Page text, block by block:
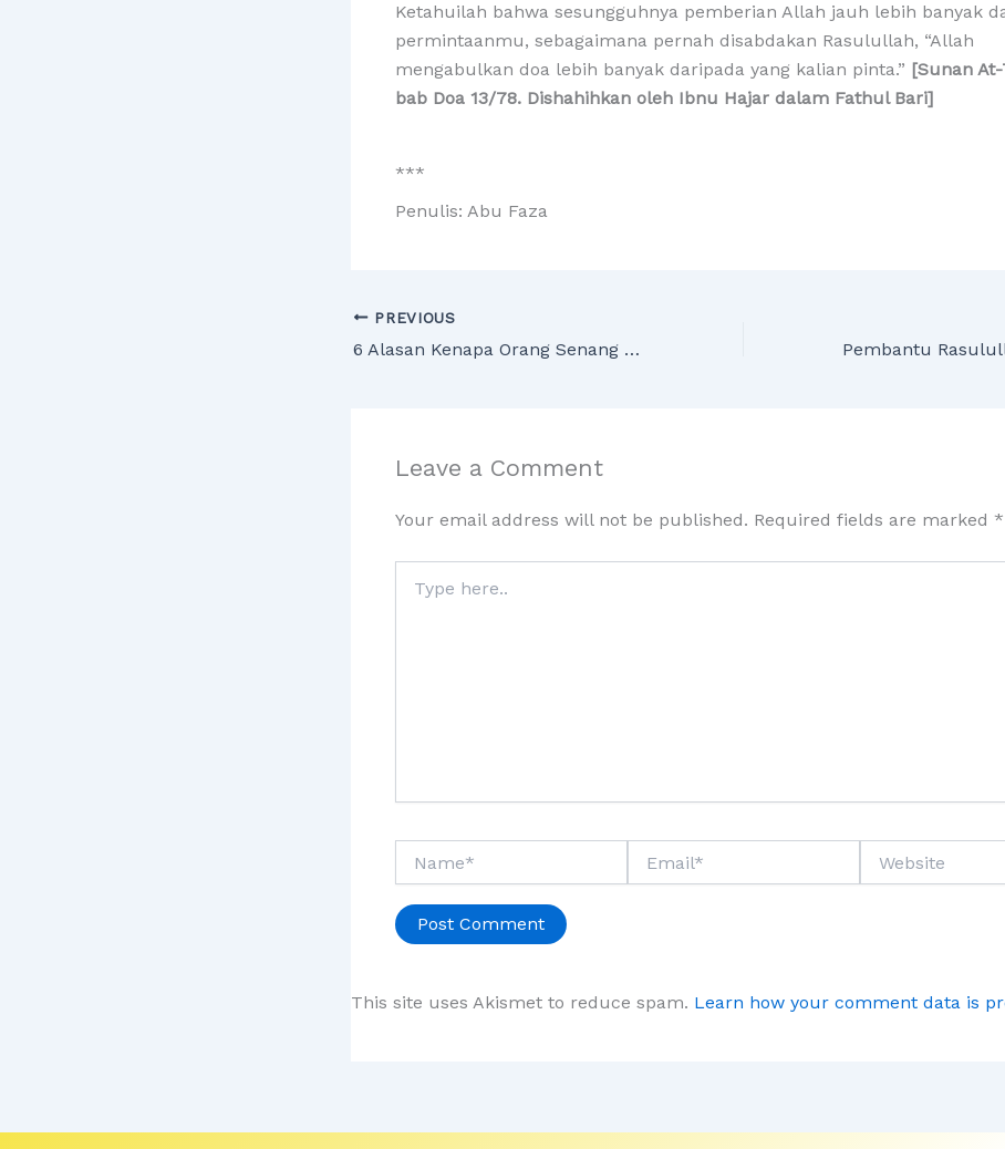
Ketahuilah bahwa sesungguhnya pemberian Allah jauh lebih banyak
permintaanmu, sebagaimana pernah disabdakan Rasulullah, “Allah
mengabulkan doa lebih banyak daripada yang kalian pinta.” [Sunan
bab Doa 13/78. Dishahihkan oleh Ibnu Hajar dalam Fathul Bari]
***
Penulis: Abu Faza
PREVIOUS
6 Alasan Kenapa Orang Senang Memplagiat Naskah
Leave a Comment
Your email address will not be published. Required fields are marked *
here..
This site uses Akismet to reduce spam. Learn how your comment data is